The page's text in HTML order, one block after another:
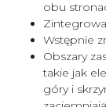
obu
Wstępnie
Obszary
takie jak
góry i